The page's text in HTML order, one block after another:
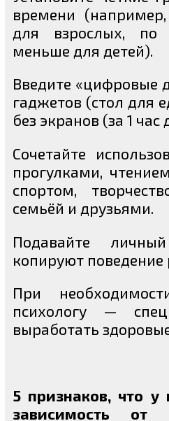
времени
для взрослых,
меньше для детей).
Введите «цифровые
гаджетов (стол для
без экранов (за 1 час
Сочетайте
прогулками,
спортом,
семьёй и друзьями.
Подавайте
копируют поведение
При
психологу —
выработать
5 признаков, что у
зависимость от